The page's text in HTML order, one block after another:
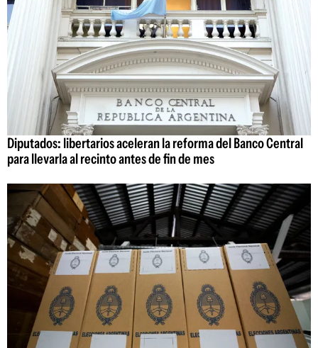
Diputados: libertarios aceleran la reforma del Banco Central
para llevarla al recinto antes de fin de mes